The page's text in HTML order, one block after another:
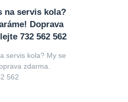
na servis kola?
Doprava
732 562 562
servis kola? My se
zdarma.
562